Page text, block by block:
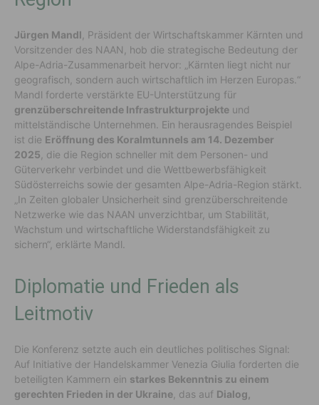
Jürgen Mandl , Präsident der Wirtschaftskammer Kärnten und
Vorsitzender des NAAN, hob die strategische Bedeutung der
Alpe-Adria-Zusammenarbeit hervor: „Kärnten liegt nicht nur
geografisch, sondern auch wirtschaftlich im Herzen Europas.“
Mandl forderte verstärkte EU-Unterstützung für
grenzüberschreitende Infrastrukturprojekte und
mittelständische Unternehmen. Ein herausragendes Beispiel
ist die Eröffnung des Koralmtunnels am 14. Dezember
2025 , die die Region schneller mit dem Personen- und
Güterverkehr verbindet und die Wettbewerbsfähigkeit
Südösterreichs sowie der gesamten Alpe-Adria-Region stärkt.
„In Zeiten globaler Unsicherheit sind grenzüberschreitende
Netzwerke wie das NAAN unverzichtbar, um Stabilität,
Wachstum und wirtschaftliche Widerstandsfähigkeit zu
sichern“, erklärte Mandl.
Diplomatie und Frieden als
Leitmotiv
Die Konferenz setzte auch ein deutliches politisches Signal:
Auf Initiative der Handelskammer Venezia Giulia forderten die
beteiligten Kammern ein starkes Bekenntnis zu einem
gerechten Frieden in der Ukraine , das auf Dialog,